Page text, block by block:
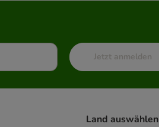
Jetzt anmelden
Land auswählen